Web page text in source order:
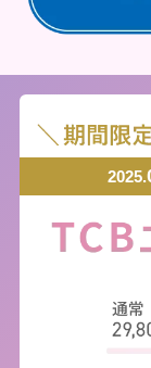
2025.